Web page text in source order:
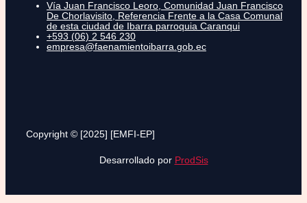
Vía Juan Francisco Leoro, Comunidad Juan Francisco
De Chorlavisito, Referencia Frente a la Casa Comunal
de esta ciudad de Ibarra parroquia Caranqui
+593 (06) 2 546 230
empresa@faenamientoibarra.gob.ec
Copyright © [2025] [EMFI-EP]
Desarrollado por ProdSis